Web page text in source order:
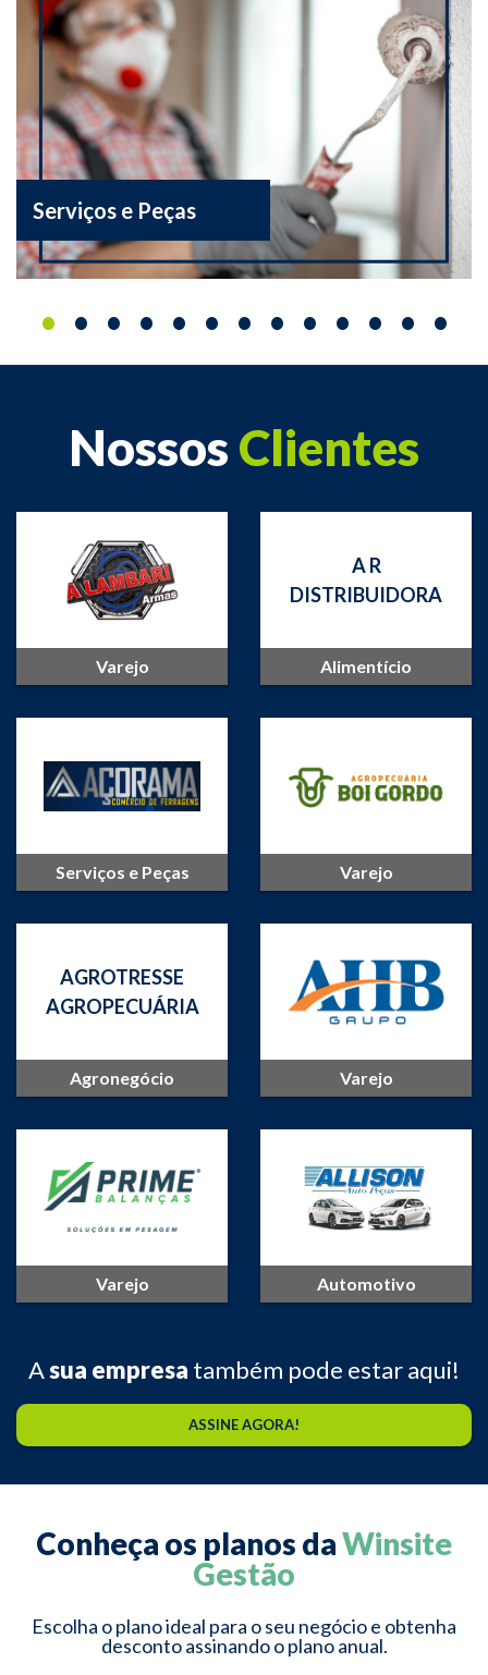
Serviços e Peças
• • • • • • • • • • • • •
Nossos Clientes
Varejo
A R
DISTRIBUIDORA
Alimentício
Serviços e Peças Varejo
AGROTRESSE
AGROPECUÁRIA
Agronegócio Varejo
Varejo Automotivo
Asua empresa também pode estar aqui!
ASSINE AGORA!
Conheça os planos daWinsite
Gestão
Escolha o plano ideal para o seu negócio e obtenha
desconto assinando o plano anual.